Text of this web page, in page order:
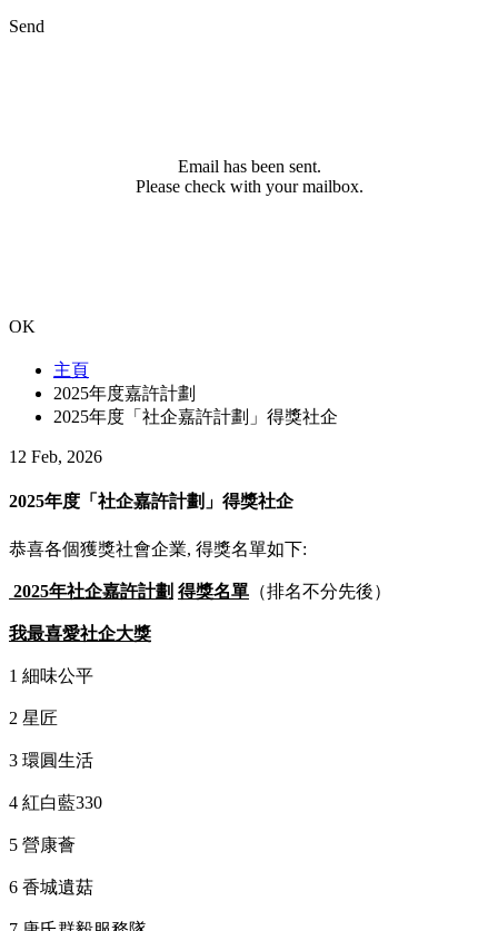
Send
Email has been sent.
Please check with your mailbox.
OK
主頁
2025年度嘉許計劃
2025年度「社企嘉許計劃」得獎社企
12 Feb, 2026
2025年度「社企嘉許計劃」得獎社企
恭喜各個獲獎社會企業, 得獎名單如下:
2025年社企嘉許計劃 得獎名單 （排名不分先後）
我最喜愛社企大獎
1 細味公平
2 星匠
3 環圓生活
4 紅白藍330
5 營康薈
6 香城遺菇